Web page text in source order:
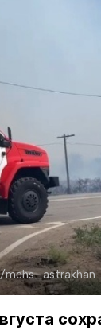
mchs_astrakhan